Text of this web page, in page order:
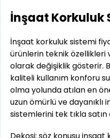
İnşaat Korkuluk
İnşaat korkuluk sistemi
ürünlerin teknik özellikleri
olarak değişiklik gösterir.
kaliteli kullanım konforu
olma yolunda atılan en
uzun ömürlü ve dayanıklı
sistemlerini tek tıkla